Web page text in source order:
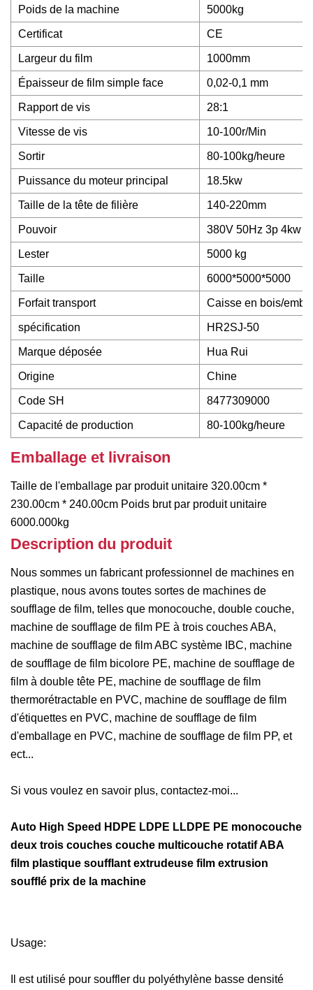
Poids de la machine 5000kg
Certificat CE
Largeur du film 1000mm
Épaisseur de film simple face 0,02-0,1 mm
Rapport de vis 28:1
Vitesse de vis 10-100r/Min
Sortir 80-100kg/heure
Puissance du moteur principal 18.5kw
Taille de la tête de filière 140-220mm
Pouvoir 380V 50Hz 3p 4kw
Lester 5000 kg
Taille 6000*5000*5000
Forfait transport Caisse en bois/
spécification HR2SJ-50
Marque déposée Hua Rui
Origine Chine
Code SH 8477309000
Capacité de production 80-100kg/heure
Emballage et livraison
Taille de l'emballage par produit unitaire 320.00cm *
230.00cm * 240.00cm Poids brut par produit unitaire
6000.000kg
Description du produit
Nous sommes un fabricant professionnel de machines en
plastique, nous avons toutes sortes de machines de
soufflage de film, telles que monocouche, double couche,
machine de soufflage de film PE à trois couches ABA,
machine de soufflage de film ABC système IBC, machine
de soufflage de film bicolore PE, machine de soufflage de
film à double tête PE, machine de soufflage de film
thermorétractable en PVC, machine de soufflage de film
d'étiquettes en PVC, machine de soufflage de film
d'emballage en PVC, machine de soufflage de film PP, et
ect...
Si vous voulez en savoir plus, contactez-moi...
Auto High Speed ​​HDPE LDPE LLDPE PE monocouche
deux trois couches couche multicouche rotatif ABA
film plastique soufflant extrudeuse film extrusion
soufflé prix de la machine
Usage:
Il est utilisé pour souffler du polyéthylène basse densité